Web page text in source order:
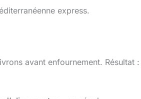
express.
avant enfournement. Résultat